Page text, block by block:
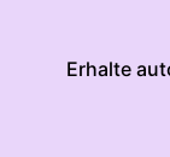
Erhalte